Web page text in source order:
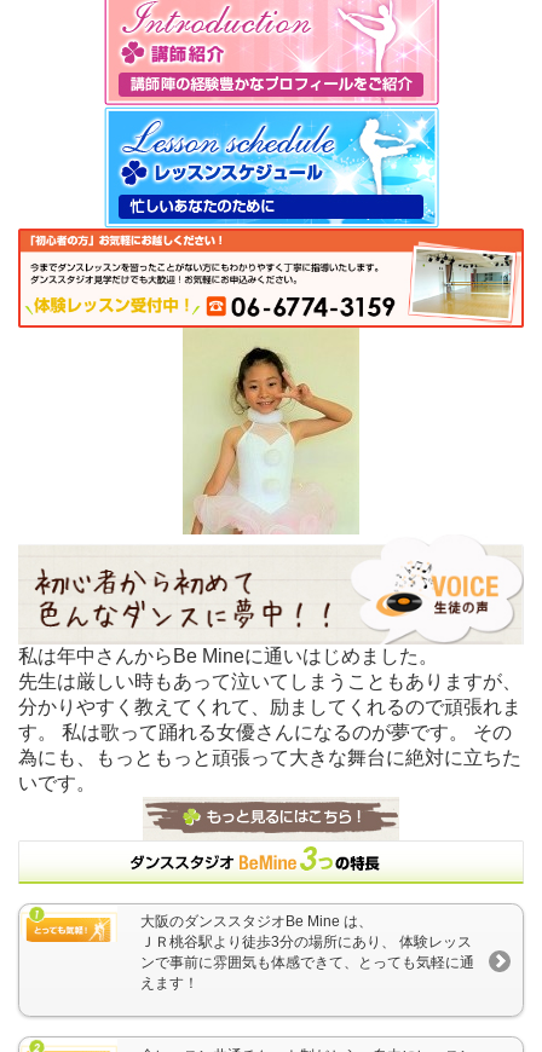
私は年中さんからBe Mineに通いはじめました。
先生は厳しい時もあって泣いてしまうこともありますが、
分かりやすく教えてくれて、励ましてくれるので頑張れま
す。 私は歌って踊れる女優さんになるのが夢です。 その
為にも、もっともっと頑張って大きな舞台に絶対に立ちた
いです。
大阪のダンススタジオBe Mine は、
ＪＲ桃谷駅より徒歩3分の場所にあり、 体験レッス
ンで事前に雰囲気も体感できて、とっても気軽に通
えます！